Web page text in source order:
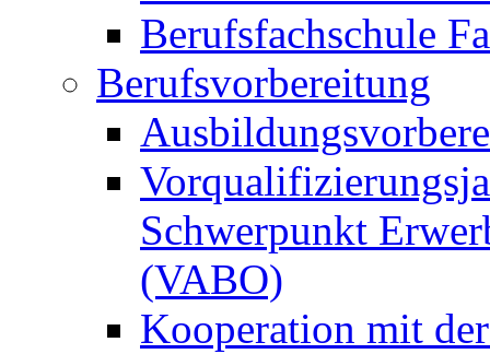
Berufsfachschule
Berufsvorbereitung
Schwerpunkt
(VABO)
Kooperation mit